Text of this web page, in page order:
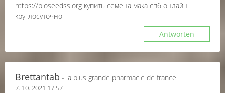
https://bioseedss.org купить семена мака спб онлайн
круглосуточно
Antworten
Brettantab - la plus grande pharmacie de france
7. 10. 2021 17:57